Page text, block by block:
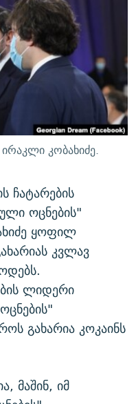
ᲐᲛᲑᲐᲕᲘ
კობახიძე.
ჩატარების
ოცნების"
ყოფილ
კვლავ
ლიდერი
გახარია კოკაინს
მაშინ, იმ